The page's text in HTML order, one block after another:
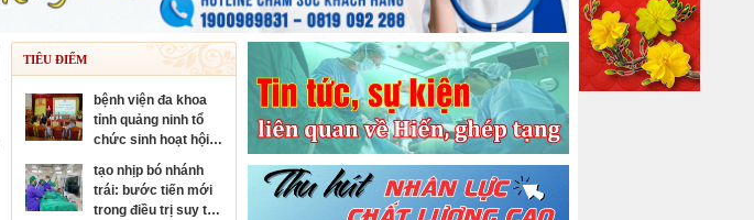
TIÊU ĐIỂM
bệnh viện đa khoa
tỉnh quảng ninh tổ
chức sinh hoạt hội
đồng người bệnh
cấp bệnh viện
tạo nhịp bó nhánh
trái: bước tiến mới
trong điều trị suy tim